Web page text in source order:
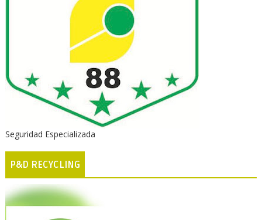
Seguridad Especializada
P&D RECYCLING